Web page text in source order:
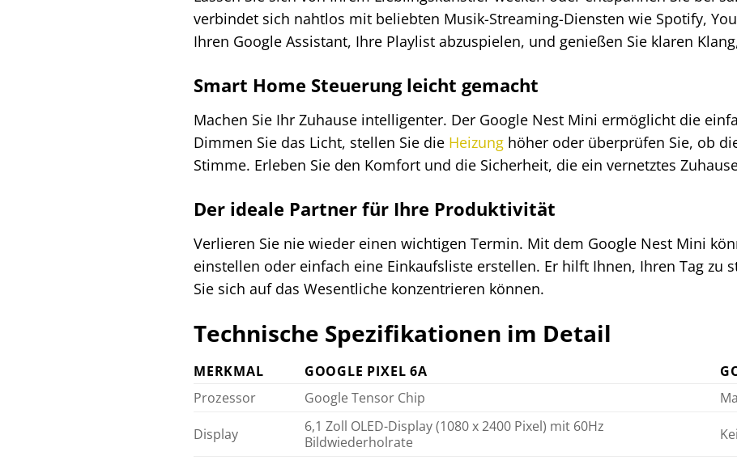
verbindet sich nahtlos mit beliebten Musik-Streaming-Diensten wie Spotify,
Ihren Google Assistant, Ihre Playlist abzuspielen, und genießen Sie klaren
Smart Home Steuerung leicht gemacht
Machen Sie Ihr Zuhause intelligenter. Der Google Nest Mini ermöglicht die
Dimmen Sie das Licht, stellen Sie die Heizung höher oder überprüfen Sie, ob
Stimme. Erleben Sie den Komfort und die Sicherheit, die ein vernetztes
Der ideale Partner für Ihre Produktivität
Verlieren Sie nie wieder einen wichtigen Termin. Mit dem Google Nest Mini
einstellen oder einfach eine Einkaufsliste erstellen. Er hilft Ihnen, Ihren Tag
Sie sich auf das Wesentliche konzentrieren können.
Technische Spezifikationen im Detail
MERKMAL GOOGLE PIXEL 6A
Prozessor
Google Tensor Chip
Display
6,1 Zoll OLED-Display (1080 x 2400 Pixel) mit 60Hz
Bildwiederholrate